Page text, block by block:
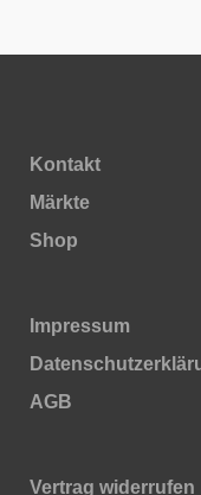
Kontakt
Märkte
Shop
Impressum
AGB
Vertrag widerrufen